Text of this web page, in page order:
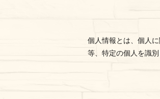
個人情報とは、個人
等、特定の個人を識別